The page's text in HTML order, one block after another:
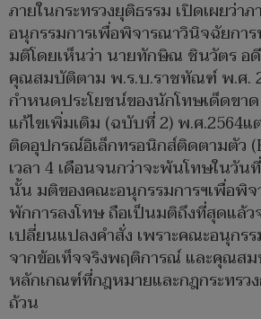
ภายในกระทรวงยุติธรรม เปิดเผยว่า
อนุกรรมการเพื่อพิจารณาวินิจฉัยกา
มติโดยเห็นว่า นายทักษิณ ชินวัตร อ
คุณสมบัติตาม พ.ร.บ.ราชทัณฑ์ พ.ศ.
กำหนดประโยชน์ของนักโทษเด็ดขา
แก้ไขเพิ่มเติม (ฉบับที่ 2) พ.ศ.2564แ
ติดอุปกรณ์อิเล็กทรอนิกส์ติดตามตัว
เวลา 4 เดือนจนกว่าจะพ้นโทษในวั
นั้น มติของคณะอนุกรรมการฯเพื่อพิ
พักการลงโทษ ถือเป็นมติถึงที่สุดแล้ว
เปลี่ยนแปลงคำสั่ง เพราะคณะอนุกร
จากข้อเท็จจริงพฤติการณ์ และคุณส
หลักเกณฑ์ที่กฎหมายและกฎกระทรว
ถ้วน